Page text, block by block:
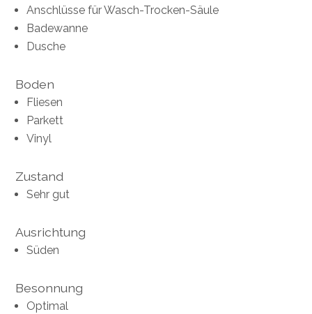
Anschlüsse für Wasch-Trocken-Säule
Badewanne
Dusche
Boden
Fliesen
Parkett
Vinyl
Zustand
Sehr gut
Ausrichtung
Süden
Besonnung
Optimal